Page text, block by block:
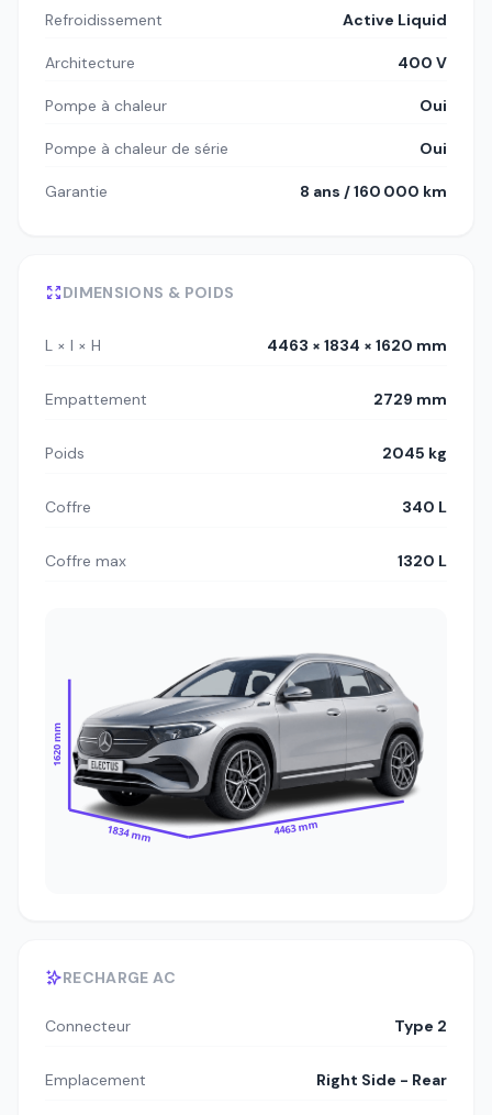
Refroidissement Active Liquid
Architecture 400 V
Pompe à chaleur Oui
Pompe à chaleur de série Oui
Garantie 8 ans / 160 000 km
DIMENSIONS & POIDS
L × l × H 4463 × 1834 × 1620 mm
Empattement 2729 mm
Poids 2045 kg
Coffre 340 L
Coffre max 1320 L
1620 mm
1834 mm 4463 mm
RECHARGE AC
Connecteur Type 2
Emplacement Right Side - Rear